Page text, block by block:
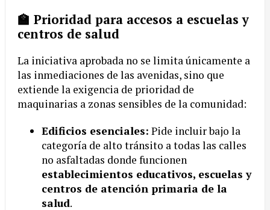
🏫 Prioridad para accesos a escuelas y
centros de salud
La iniciativa aprobada no se limita únicamente a
las inmediaciones de las avenidas, sino que
extiende la exigencia de prioridad de
maquinarias a zonas sensibles de la comunidad:
Edificios esenciales: Pide incluir bajo la
categoría de alto tránsito a todas las calles
no asfaltadas donde funcionen
establecimientos educativos, escuelas y
centros de atención primaria de la
salud.